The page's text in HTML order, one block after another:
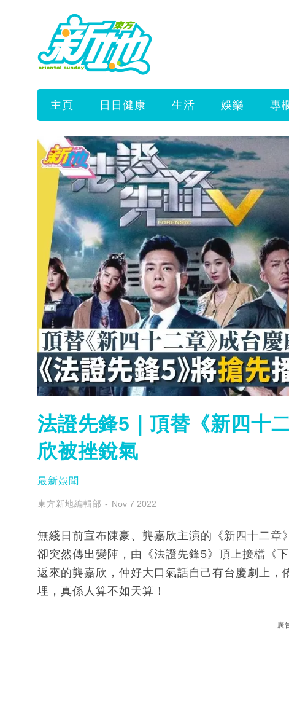
主頁 日日健康 生活 娛樂 專
法證先鋒5｜頂替《新四十
欣被挫銳氣
最新娛聞
東方新地編輯部 Nov 7 2022
無綫日前宣布陳豪、龔嘉欣主演的《新四十二
卻突然傳出變陣，由《法證先鋒5》頂上接檔《
返來的龔嘉欣，仲好大口氣話自己有台慶劇上
埋，真係人算不如天算！
廣